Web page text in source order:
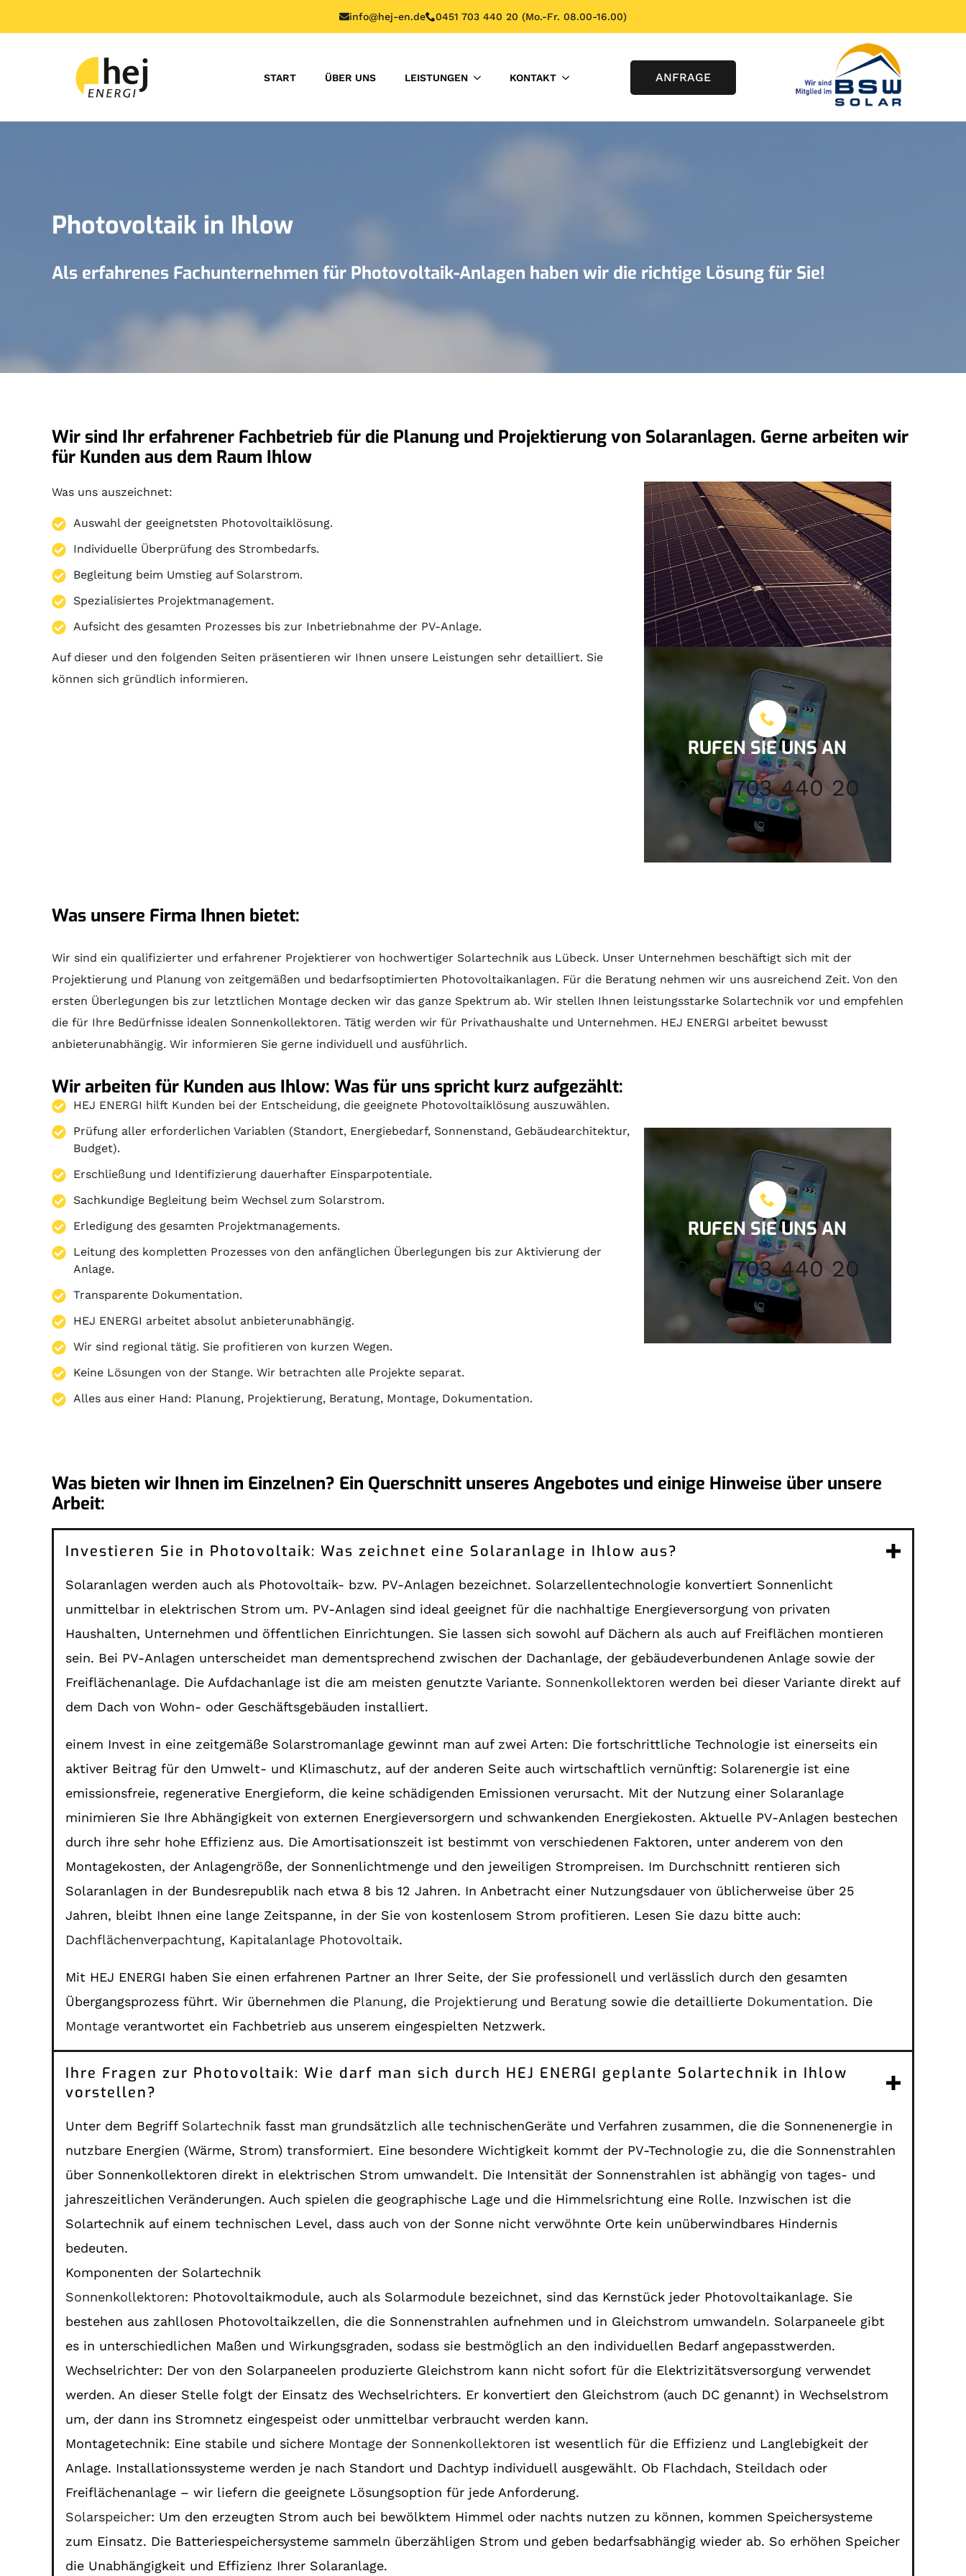
info@hej-en.de 0451 703 440 20 (Mo.-Fr. 08.00-16.00)
START ÜBER UNS LEISTUNGEN KONTAKT ANFRAGE
Photovoltaik in Ihlow
Als erfahrenes Fachunternehmen für Photovoltaik-Anlagen haben wir die richtige Lösung für Sie!
Wir sind Ihr erfahrener Fachbetrieb für die Planung und Projektierung von Solaranlagen. Gerne arbeiten wir
für Kunden aus dem Raum Ihlow
Was uns auszeichnet:
Auswahl der geeignetsten Photovoltaiklösung.
Individuelle Überprüfung des Strombedarfs.
Begleitung beim Umstieg auf Solarstrom.
Spezialisiertes Projektmanagement.
Aufsicht des gesamten Prozesses bis zur Inbetriebnahme der PV-Anlage.
Auf dieser und den folgenden Seiten präsentieren wir Ihnen unsere Leistungen sehr detailliert. Sie
können sich gründlich informieren.
RUFEN SIE UNS AN
0451 703 440 20
Was unsere Firma Ihnen bietet:
Wir sind ein qualifizierter und erfahrener Projektierer von hochwertiger Solartechnik aus Lübeck. Unser Unternehmen beschäftigt sich mit der
Projektierung und Planung von zeitgemäßen und bedarfsoptimierten Photovoltaikanlagen. Für die Beratung nehmen wir uns ausreichend Zeit. Von den
ersten Überlegungen bis zur letztlichen Montage decken wir das ganze Spektrum ab. Wir stellen Ihnen leistungsstarke Solartechnik vor und empfehlen
die für Ihre Bedürfnisse idealen Sonnenkollektoren. Tätig werden wir für Privathaushalte und Unternehmen. HEJ ENERGI arbeitet bewusst
anbieterunabhängig. Wir informieren Sie gerne individuell und ausführlich.
Wir arbeiten für Kunden aus Ihlow: Was für uns spricht kurz aufgezählt:
HEJ ENERGI hilft Kunden bei der Entscheidung, die geeignete Photovoltaiklösung auszuwählen.
Prüfung aller erforderlichen Variablen (Standort, Energiebedarf, Sonnenstand, Gebäudearchitektur,
Budget).
Erschließung und Identifizierung dauerhafter Einsparpotentiale.
Sachkundige Begleitung beim Wechsel zum Solarstrom.
Erledigung des gesamten Projektmanagements.
Leitung des kompletten Prozesses von den anfänglichen Überlegungen bis zur Aktivierung der
Anlage.
Transparente Dokumentation.
HEJ ENERGI arbeitet absolut anbieterunabhängig.
Wir sind regional tätig. Sie profitieren von kurzen Wegen.
Keine Lösungen von der Stange. Wir betrachten alle Projekte separat.
Alles aus einer Hand: Planung, Projektierung, Beratung, Montage, Dokumentation.
RUFEN SIE UNS AN
0451 703 440 20
Was bieten wir Ihnen im Einzelnen? Ein Querschnitt unseres Angebotes und einige Hinweise über unsere
Arbeit:
Investieren Sie in Photovoltaik: Was zeichnet eine Solaranlage in Ihlow aus?
Solaranlagen werden auch als Photovoltaik- bzw. PV-Anlagen bezeichnet. Solarzellentechnologie konvertiert Sonnenlicht
unmittelbar in elektrischen Strom um. PV-Anlagen sind ideal geeignet für die nachhaltige Energieversorgung von privaten
Haushalten, Unternehmen und öffentlichen Einrichtungen. Sie lassen sich sowohl auf Dächern als auch auf Freiflächen montieren
sein. Bei PV-Anlagen unterscheidet man dementsprechend zwischen der Dachanlage, der gebäudeverbundenen Anlage sowie der
Freiflächenanlage. Die Aufdachanlage ist die am meisten genutzte Variante. Sonnenkollektoren werden bei dieser Variante direkt auf
dem Dach von Wohn- oder Geschäftsgebäuden installiert.
einem Invest in eine zeitgemäße Solarstromanlage gewinnt man auf zwei Arten: Die fortschrittliche Technologie ist einerseits ein
aktiver Beitrag für den Umwelt- und Klimaschutz, auf der anderen Seite auch wirtschaftlich vernünftig: Solarenergie ist eine
emissionsfreie, regenerative Energieform, die keine schädigenden Emissionen verursacht. Mit der Nutzung einer Solaranlage
minimieren Sie Ihre Abhängigkeit von externen Energieversorgern und schwankenden Energiekosten. Aktuelle PV-Anlagen bestechen
durch ihre sehr hohe Effizienz aus. Die Amortisationszeit ist bestimmt von verschiedenen Faktoren, unter anderem von den
Montagekosten, der Anlagengröße, der Sonnenlichtmenge und den jeweiligen Strompreisen. Im Durchschnitt rentieren sich
Solaranlagen in der Bundesrepublik nach etwa 8 bis 12 Jahren. In Anbetracht einer Nutzungsdauer von üblicherweise über 25
Jahren, bleibt Ihnen eine lange Zeitspanne, in der Sie von kostenlosem Strom profitieren. Lesen Sie dazu bitte auch:
Dachflächenverpachtung, Kapitalanlage Photovoltaik.
Mit HEJ ENERGI haben Sie einen erfahrenen Partner an Ihrer Seite, der Sie professionell und verlässlich durch den gesamten
Übergangsprozess führt. Wir übernehmen die Planung, die Projektierung und Beratung sowie die detaillierte Dokumentation. Die
Montage verantwortet ein Fachbetrieb aus unserem eingespielten Netzwerk.
Ihre Fragen zur Photovoltaik: Wie darf man sich durch HEJ ENERGI geplante Solartechnik in Ihlow
vorstellen?
Unter dem Begriff Solartechnik fasst man grundsätzlich alle technischenGeräte und Verfahren zusammen, die die Sonnenenergie in
nutzbare Energien (Wärme, Strom) transformiert. Eine besondere Wichtigkeit kommt der PV-Technologie zu, die die Sonnenstrahlen
über Sonnenkollektoren direkt in elektrischen Strom umwandelt. Die Intensität der Sonnenstrahlen ist abhängig von tages- und
jahreszeitlichen Veränderungen. Auch spielen die geographische Lage und die Himmelsrichtung eine Rolle. Inzwischen ist die
Solartechnik auf einem technischen Level, dass auch von der Sonne nicht verwöhnte Orte kein unüberwindbares Hindernis
bedeuten.
Komponenten der Solartechnik
Sonnenkollektoren: Photovoltaikmodule, auch als Solarmodule bezeichnet, sind das Kernstück jeder Photovoltaikanlage. Sie
bestehen aus zahllosen Photovoltaikzellen, die die Sonnenstrahlen aufnehmen und in Gleichstrom umwandeln. Solarpaneele gibt
es in unterschiedlichen Maßen und Wirkungsgraden, sodass sie bestmöglich an den individuellen Bedarf angepasstwerden.
Wechselrichter: Der von den Solarpaneelen produzierte Gleichstrom kann nicht sofort für die Elektrizitätsversorgung verwendet
werden. An dieser Stelle folgt der Einsatz des Wechselrichters. Er konvertiert den Gleichstrom (auch DC genannt) in Wechselstrom
um, der dann ins Stromnetz eingespeist oder unmittelbar verbraucht werden kann.
Montagetechnik: Eine stabile und sichere Montage der Sonnenkollektoren ist wesentlich für die Effizienz und Langlebigkeit der
Anlage. Installationssysteme werden je nach Standort und Dachtyp individuell ausgewählt. Ob Flachdach, Steildach oder
Freiflächenanlage – wir liefern die geeignete Lösungsoption für jede Anforderung.
Solarspeicher: Um den erzeugten Strom auch bei bewölktem Himmel oder nachts nutzen zu können, kommen Speichersysteme
zum Einsatz. Die Batteriespeichersysteme sammeln überzähligen Strom und geben bedarfsabhängig wieder ab. So erhöhen Speicher
die Unabhängigkeit und Effizienz Ihrer Solaranlage.